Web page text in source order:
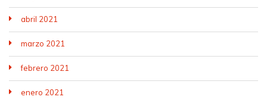
abril 2021
marzo 2021
febrero 2021
enero 2021